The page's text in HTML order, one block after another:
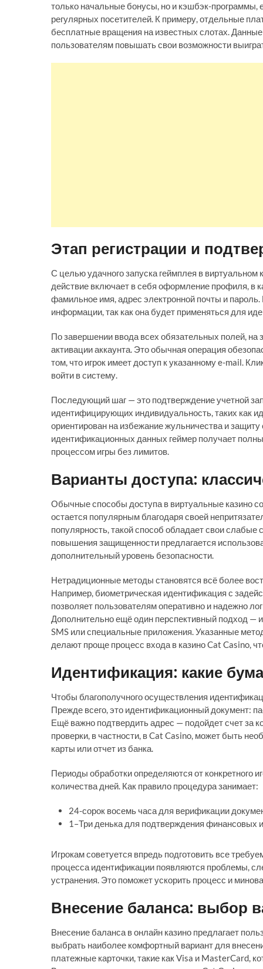
только начальные бонусы, но и кэшбэк-
регулярных посетителей. К примеру, отдельные
бесплатные вращения на известных слотах.
пользователям повышать свои возможности
Этап регистрации и
С целью удачного запуска геймплея в
действие включает в себя оформление профиля, в
фамильное имя, адрес электронной почты и
информации, так как она будет применяться для
По завершении ввода всех обязательных полей,
активации аккаунта. Это обычная операция
том, что игрок имеет доступ к указанному e-mail.
войти в систему.
Последующий шаг — это подтверждение учетной
идентифицирующих индивидуальность, таких как
ориентирован на избежание жульничества и
идентификационных данных геймер получает
процессом игры без лимитов.
Варианты доступа:
Обычные способы доступа в виртуальные казино
остается популярным благодаря своей
популярность, такой способ обладает свои
повышения защищенности предлагается
дополнительный уровень безопасности.
Нетрадиционные методы становятся всё более
Например, биометрическая идентификация с
позволяет пользователям оперативно и надежно
Дополнительно ещё один перспективный подход —
SMS или специальные приложения. Указанные
делают проще процесс входа в казино Cat Casino,
Идентификация: какие
Чтобы благополучного осуществления
Прежде всего, это идентификационный документ:
Ещё важно подтвердить адрес — подойдет счет за
проверки, в частности, в Cat Casino, может быть
карты или отчет из банка.
Периоды обработки определяются от конкретного
количества дней. Как правило процедура занимает:
24-сорок восемь часа для верификации
1–Три денька для подтверждения финансовых
Игрокам советуется впредь подготовить все
процесса идентификации появляются проблемы,
устранения. Это поможет ускорить процесс и
Внесение баланса: выбор
Внесение баланса в онлайн казино предлагает
выбрать наиболее комфортный вариант для
платежные карточки, такие как Visa и MasterCard,